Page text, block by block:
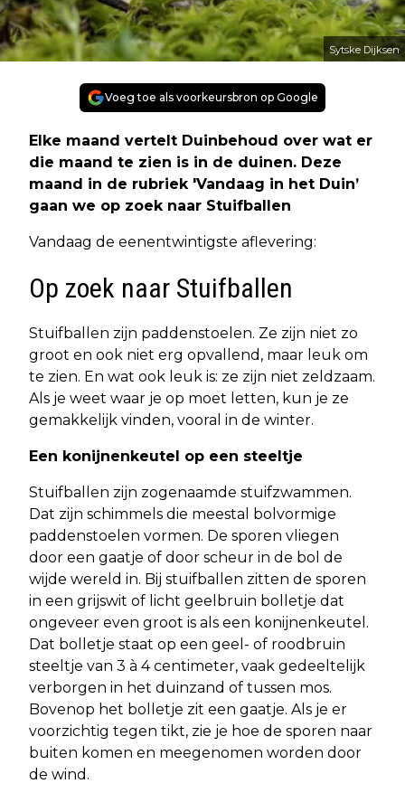
Sytske Dijksen
Voeg toe als voorkeursbron op Google
Elke maand vertelt Duinbehoud over wat er
die maand te zien is in de duinen. Deze
maand in de rubriek 'Vandaag in het Duin’
gaan we op zoek naar Stuifballen
Vandaag de eenentwintigste aflevering:
Op zoek naar Stuifballen
Stuifballen zijn paddenstoelen. Ze zijn niet zo
groot en ook niet erg opvallend, maar leuk om
te zien. En wat ook leuk is: ze zijn niet zeldzaam.
Als je weet waar je op moet letten, kun je ze
gemakkelijk vinden, vooral in de winter.
Een konijnenkeutel op een steeltje
Stuifballen zijn zogenaamde stuifzwammen.
Dat zijn schimmels die meestal bolvormige
paddenstoelen vormen. De sporen vliegen
door een gaatje of door scheur in de bol de
wijde wereld in. Bij stuifballen zitten de sporen
in een grijswit of licht geelbruin bolletje dat
ongeveer even groot is als een konijnenkeutel.
Dat bolletje staat op een geel- of roodbruin
steeltje van 3 à 4 centimeter, vaak gedeeltelijk
verborgen in het duinzand of tussen mos.
Bovenop het bolletje zit een gaatje. Als je er
voorzichtig tegen tikt, zie je hoe de sporen naar
buiten komen en meegenomen worden door
de wind.